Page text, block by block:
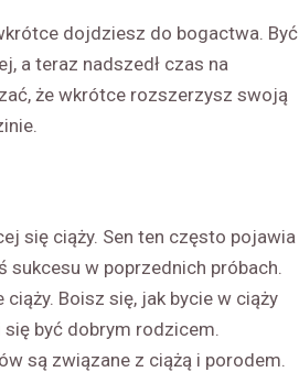
dojdziesz do bogactwa. Być
a teraz nadszedł czas na
że wkrótce rozszerzysz swoją
się ciąży. Sen ten często pojawia
sukcesu w poprzednich próbach.
Boisz się, jak bycie w ciąży
być dobrym rodzicem.
są związane z ciążą i porodem.